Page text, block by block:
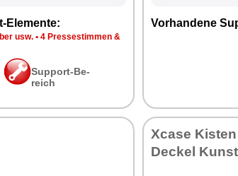
Ele­men­te:
usw. • 4 Pres­se­stim­men &
Sup­port-Be­
reich
Vor­han­de­ne
Xca­se
De­ckel